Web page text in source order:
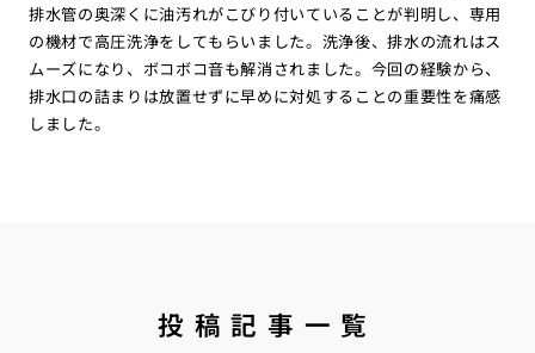
排水管の奥深くに油汚れがこびり付いていることが判明し、専用
の機材で高圧洗浄をしてもらいました。洗浄後、排水の流れはス
ムーズになり、ボコボコ音も解消されました。今回の経験から、
排水口の詰まりは放置せずに早めに対処することの重要性を痛感
しました。
投稿記事一覧